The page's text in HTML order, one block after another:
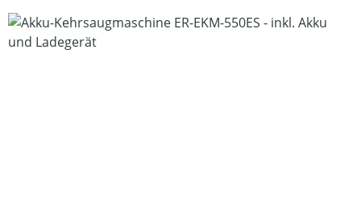
Bildergalerie überspringen